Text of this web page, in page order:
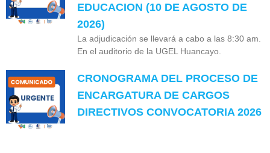
EDUCACION (10 DE AGOSTO DE
2026)
La adjudicación se llevará a cabo a las 8:30 am.
En el auditorio de la UGEL Huancayo.
CRONOGRAMA DEL PROCESO DE
ENCARGATURA DE CARGOS
DIRECTIVOS CONVOCATORIA 2026